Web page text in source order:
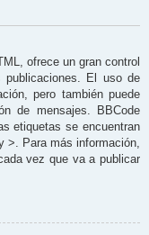
ofrece un gran control
El uso de
pero también puede
de mensajes. BBCode
etiquetas se encuentran
>. Para más información,
vez que va a publicar